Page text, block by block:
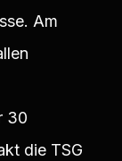
Am
30
die TSG